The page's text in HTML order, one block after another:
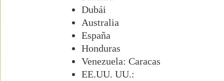
Dubái
Australia
España
Honduras
Venezuela: Caracas
EE.UU. UU.: